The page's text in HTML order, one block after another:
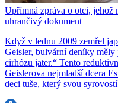
Upřímná zpráva o otci, jehož
uhrančivý dokument
Když v lednu 2009 zemřel
Geisler, bulvární deníky měly
cirhózu jater.“ Tento
Geislerova nejmladší dcera
deci tuše, který svou